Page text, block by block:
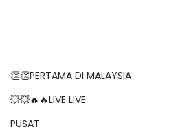
👏👏PERTAMA DI MALAYSIA
💥💥🔥🔥LIVE LIVE
PUSAT